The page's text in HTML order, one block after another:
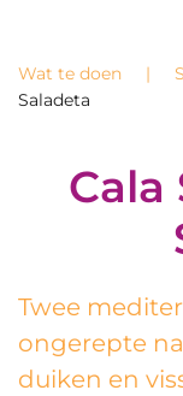
Wat te doen
Saladeta
Cala
Twee
ongerepte
duiken en